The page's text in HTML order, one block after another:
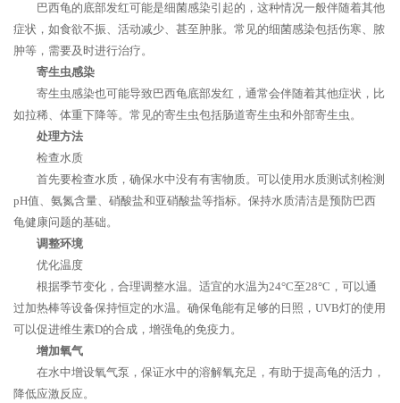
巴西龟的底部发红可能是细菌感染引起的，这种情况一般伴随着其他
症状，如食欲不振、活动减少、甚至肿胀。常见的细菌感染包括伤寒、脓
肿等，需要及时进行治疗。
寄生虫感染
寄生虫感染也可能导致巴西龟底部发红，通常会伴随着其他症状，比
如拉稀、体重下降等。常见的寄生虫包括肠道寄生虫和外部寄生虫。
处理方法
检查水质
首先要检查水质，确保水中没有有害物质。可以使用水质测试剂检测
pH值、氨氮含量、硝酸盐和亚硝酸盐等指标。保持水质清洁是预防巴西
龟健康问题的基础。
调整环境
优化温度
根据季节变化，合理调整水温。适宜的水温为24°C至28°C，可以通
过加热棒等设备保持恒定的水温。确保龟能有足够的日照，UVB灯的使用
可以促进维生素D的合成，增强龟的免疫力。
增加氧气
在水中增设氧气泵，保证水中的溶解氧充足，有助于提高龟的活力，
降低应激反应。